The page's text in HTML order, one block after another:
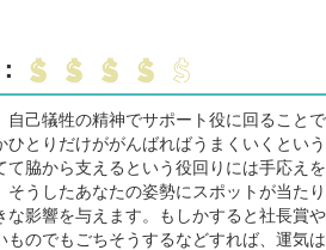
己犠牲の精神でサポート役に回ること
とりだけががんばればうまくいくとい
て脇から支えるという役回りには手応え
うしたあなたの姿勢にスポットが当たり
影響を与えます。もしかすると社長賞
ものでもごちそうするなどすれば、運気